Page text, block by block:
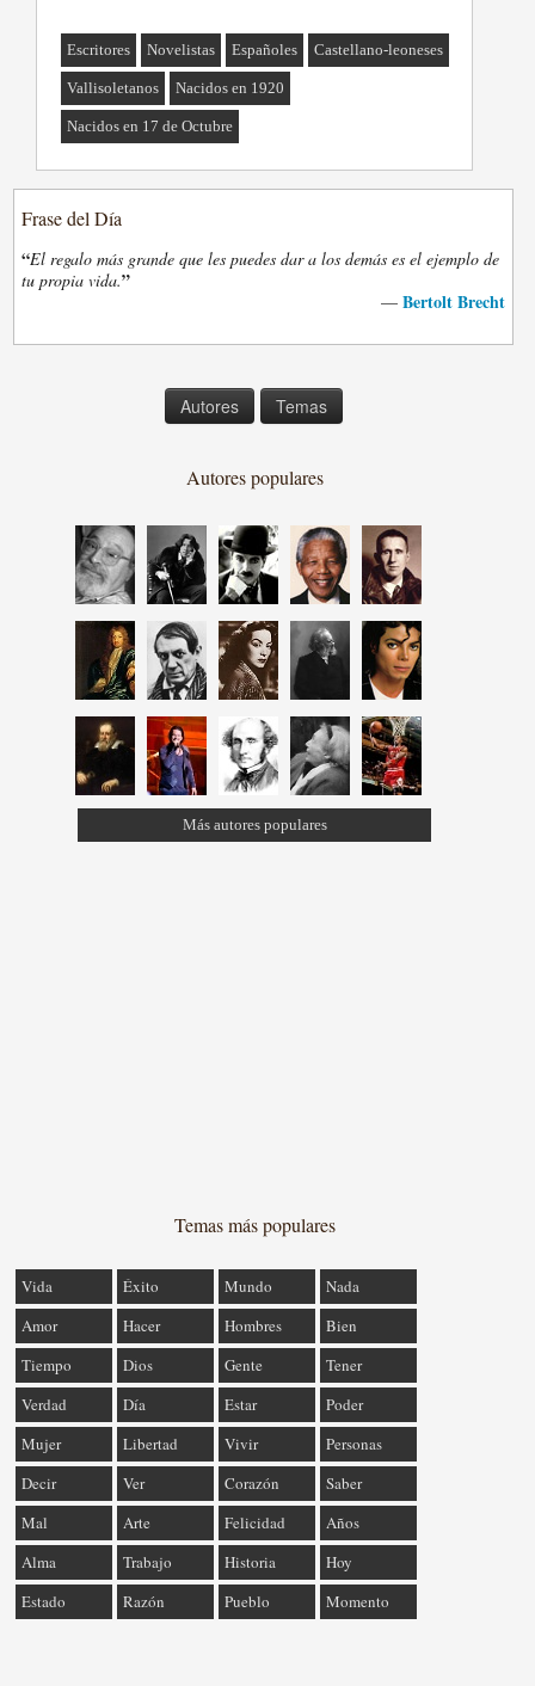
Escritores Novelistas Españoles Castellano-leoneses
Vallisoletanos Nacidos en 1920
Nacidos en 17 de Octubre
Frase del Día
“El regalo más grande que les puedes dar a los demás es el ejemplo de
tu propia vida.”
— Bertolt Brecht
Autores Temas
Autores populares
Más autores populares
Temas más populares
Vida Éxito Mundo
Nada
Amor
Hacer Hombres
Bien
Tiempo
Dios Gente
Tener
Verdad
Día Estar
Poder
Mujer
Libertad Vivir
Personas
Decir
Ver Corazón
Saber
Mal
Arte Felicidad
Años
Alma
Trabajo Historia
Hoy
Estado
Razón Pueblo Momento